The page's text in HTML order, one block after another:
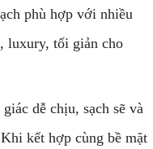
phù hợp với nhiều
luxury, tối giản cho
dễ chịu, sạch sẽ và
kết hợp cùng bề mặt